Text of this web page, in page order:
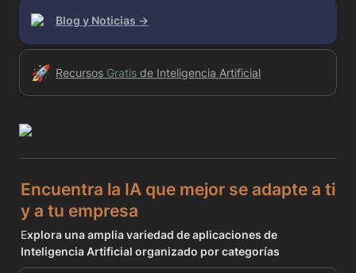
Blog y Noticias →
🚀 Recursos Gratis de Inteligencia Artificial
Encuentra la IA que mejor se adapte a ti
y a tu empresa
Explora una amplia variedad de aplicaciones de
Inteligencia Artificial organizado por categorías